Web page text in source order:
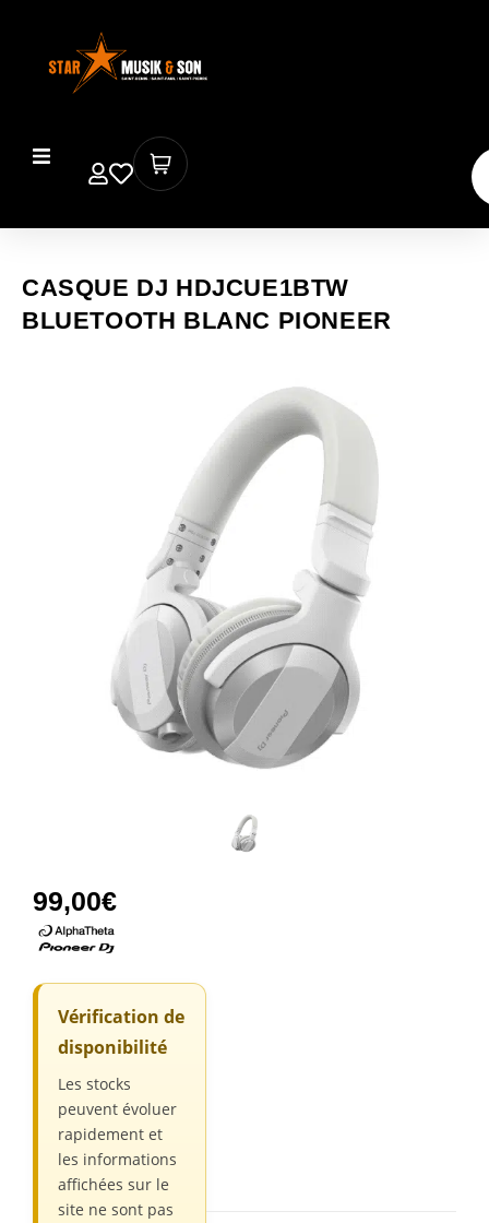
CASQUE DJ HDJCUE1BTW
BLUETOOTH BLANC PIONEER
99,00€
Vérification de
disponibilité
Les stocks
peuvent évoluer
rapidement et
les informations
affichées sur le
site ne sont pas